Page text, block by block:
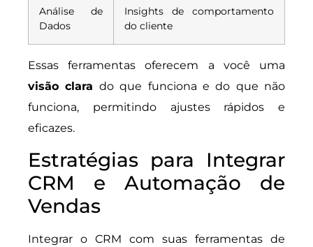
Análise de
Dados
Insights de comportamento
do cliente
Essas ferramentas oferecem a você uma
visão clara do que funciona e do que não
funciona, permitindo ajustes rápidos e
eficazes.
Estratégias para Integrar
CRM e Automação de
Vendas
Integrar o CRM com suas ferramentas de